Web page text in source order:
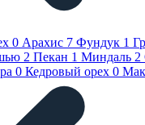
0 Арахис 7 Фундук 1
2 Пекан 1 Миндаль 2
0 Кедровый орех 0